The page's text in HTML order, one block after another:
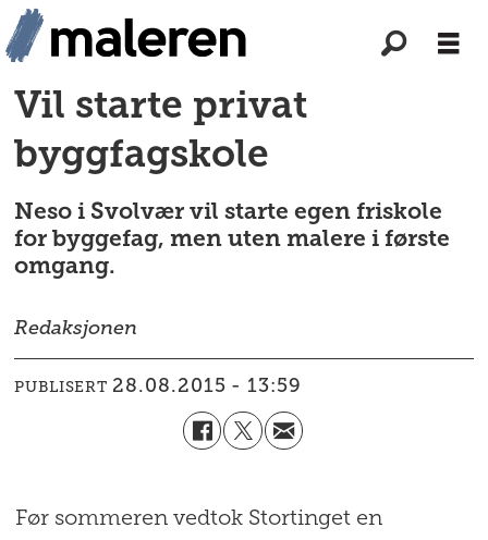
Vil starte privat
byggfagskole
Neso i Svolvær vil starte egen friskole
for byggefag, men uten malere i første
omgang.
Redaksjonen
PUBLISERT 28.08.2015 - 13:59
Før sommeren vedtok Stortinget en